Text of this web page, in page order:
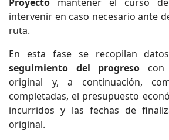
intervenir en caso necesario ante
ruta.
En esta fase se recopilan
seguimiento del progreso con
original y, a continuación,
completadas, el presupuesto
incurridos y las fechas de
original.